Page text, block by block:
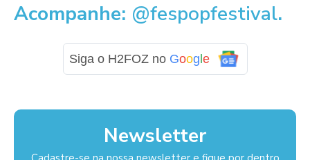
Acompanhe: @fespopfestival.
Siga o H2FOZ no Goog e
Newsletter